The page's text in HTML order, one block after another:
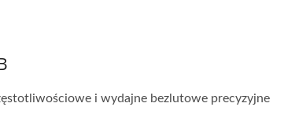
i wydajne bezlutowe precyzyjne